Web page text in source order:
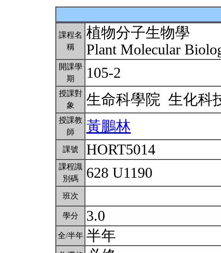
課程名
稱
植物分子生物學
Plant Molecular
開課學
期
105-2
授課對
象
生命科學院 生化
授課教
師
黃鵬林
課號 HORT5014
課程識
別碼
628 U1190
班次
學分 3.0
全/半年 半年